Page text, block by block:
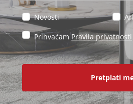
Novosti
PrihvaćamPravila privatnosti
Pretplati